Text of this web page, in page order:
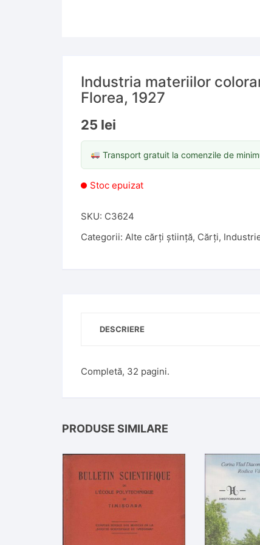
Industria materiilor
Florea, 1927
25 lei
Transport gratuit la comenzile de
Stoc epuizat
SKU: C3624
Categorii: Alte cărți știință, Cărți,
DESCRIERE
Completă, 32 pagini.
PRODUSE SIMILARE